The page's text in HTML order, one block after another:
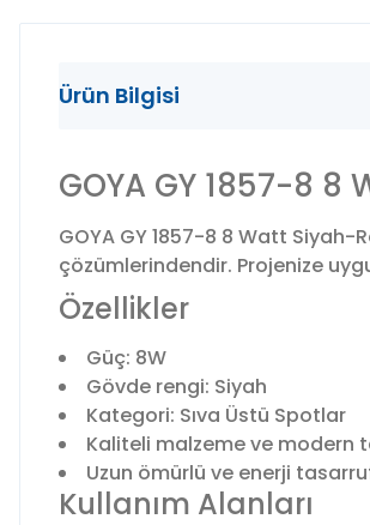
Ürün Bilgisi
GOYA GY 1857-8
GOYA GY 1857-8 8 Watt Siyah-
çözümlerindendir. Projenize
Özellikler
Güç: 8W
Gövde rengi: Siyah
Kategori: Sıva Üstü Spotlar
Kaliteli malzeme ve modern
Uzun ömürlü ve enerji
Kullanım Alanları